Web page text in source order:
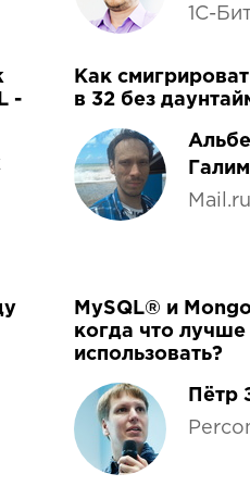
1С-
-
Как
в 32 без
Mail.ru
MySQL® и
когда что лучше
использовать?
Пётр